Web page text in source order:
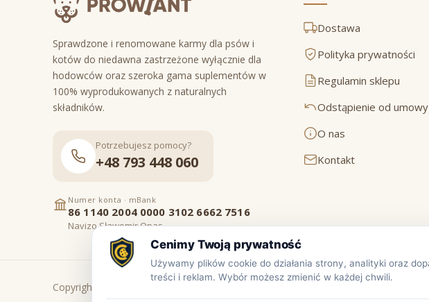
Sprawdzone i renomowane karmy dla psów i
kotów do niedawna zastrzeżone wyłącznie dla
hodowców oraz szeroka gama suplementów w
100% wyprodukowanych z naturalnych
składników.
Potrzebujesz pomocy?
+48 793 448 060
Numer konta · mBank
86 1140 2004 0000 3102 6662 7516
Navizo Sławomir Opas
Dostawa
Polityka prywatności
Regulamin sklepu
Odstąpienie od umowy
O nas
Kontakt
Copyright © www.prowiant.pl · powered by